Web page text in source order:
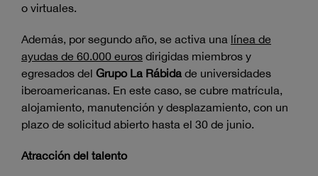
o virtuales.
Además, por segundo año, se activa una línea de
ayudas de 60.000 euros dirigidas miembros y
egresados del Grupo La Rábida de universidades
iberoamericanas. En este caso, se cubre matrícula,
alojamiento, manutención y desplazamiento, con un
plazo de solicitud abierto hasta el 30 de junio.
Atracción del talento